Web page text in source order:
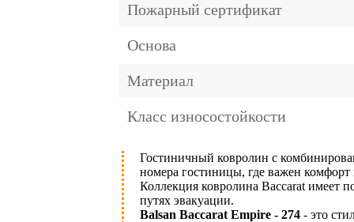
Пожарный сертификат
Основа
Материал
Класс износостойкости
Гостиничный ковролин с
номера гостиницы, где важен
Коллекция ковролина Baccarat имеет
путях эвакуации.
Balsan Baccarat Empire - 274 - это